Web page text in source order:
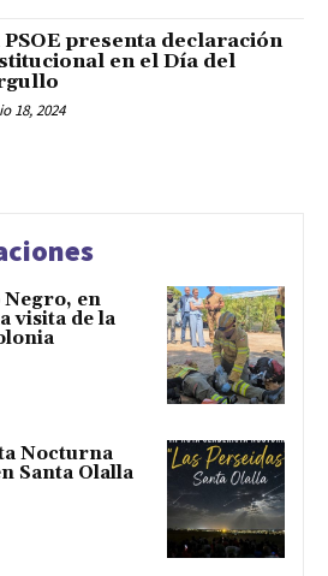
PSOE presenta declaración
en el Día del
18, 2024
Negro, en
visita de la
Nocturna
Santa Olalla